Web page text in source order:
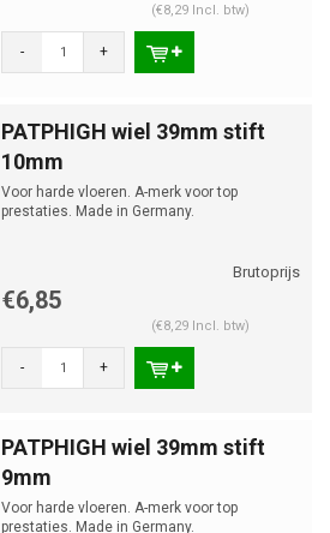
(€8,29 Incl. btw)
- +
PATPHIGH wiel 39mm stift
10mm
Voor harde vloeren. A-merk voor top
prestaties. Made in Germany.
€6,85
(€8,29 Incl. btw)
- +
PATPHIGH wiel 39mm stift
9mm
Voor harde vloeren. A-merk voor top
prestaties. Made in Germany.